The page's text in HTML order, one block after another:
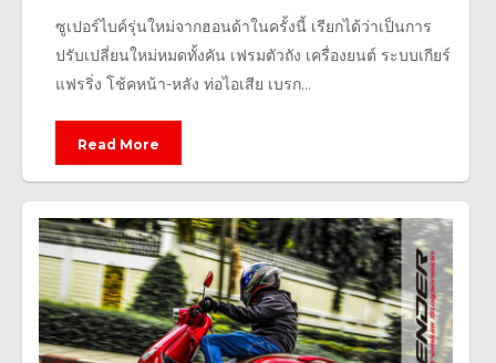
ซูเปอร์ไบค์รุ่นใหม่จากฮอนด้าในครั้งนี้ เรียกได้ว่าเป็นการ
ปรับเปลี่ยนใหม่หมดทั้งคัน เฟรมตัวถัง เครื่องยนต์ ระบบเกียร์
แฟรริ่ง โช้คหน้า-หลัง ท่อไอเสีย เบรก...
Read More